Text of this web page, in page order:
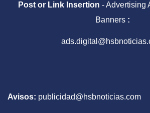
Post or Link Insertion - Advertising
Banners :
Avisos: publicidad@hsbnoticias.com